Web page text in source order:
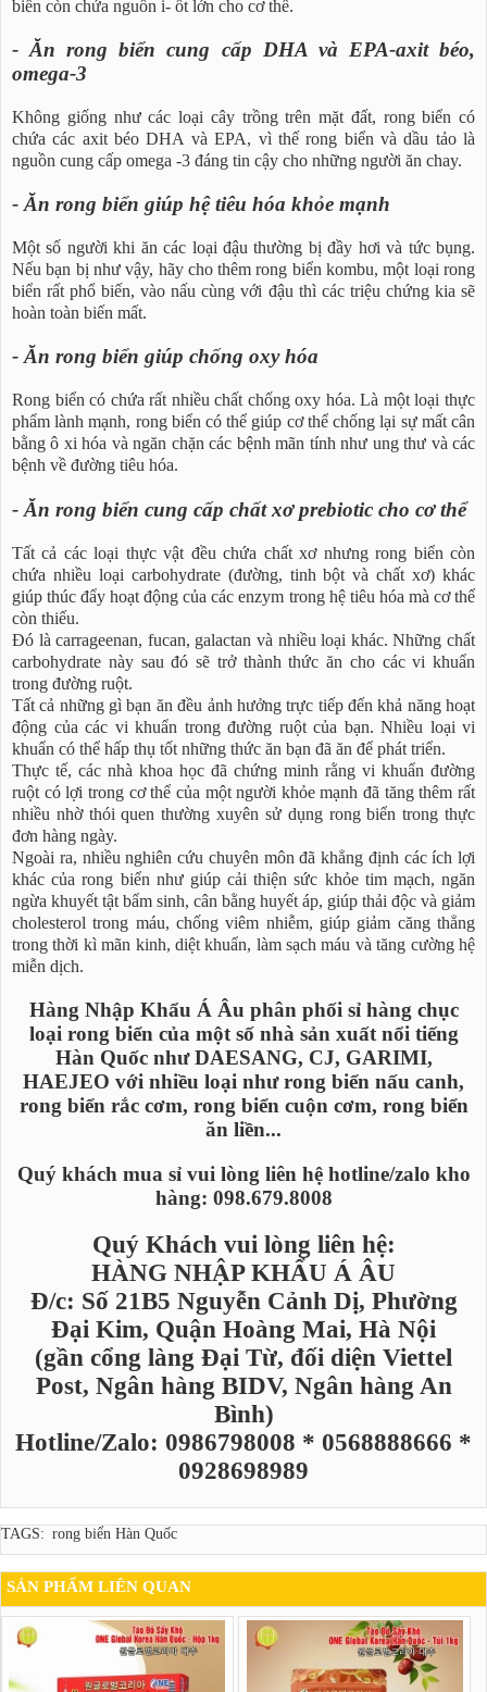
biển còn chứa nguồn i- ốt lớn cho cơ thể.
- Ăn rong biển cung cấp DHA và EPA-axit béo,
omega-3
Không giống như các loại cây trồng trên mặt đất, rong biển có
chứa các axit béo DHA và EPA, vì thế rong biển và dầu tảo là
nguồn cung cấp omega -3 đáng tin cậy cho những người ăn chay.
- Ăn rong biển giúp hệ tiêu hóa khỏe mạnh
Một số người khi ăn các loại đậu thường bị đầy hơi và tức bụng.
Nếu bạn bị như vậy, hãy cho thêm rong biển kombu, một loại rong
biển rất phổ biến, vào nấu cùng với đậu thì các triệu chứng kia sẽ
hoàn toàn biến mất.
- Ăn rong biển giúp chống oxy hóa
Rong biển có chứa rất nhiều chất chống oxy hóa. Là một loại thực
phẩm lành mạnh, rong biển có thể giúp cơ thể chống lại sự mất cân
bằng ô xi hóa và ngăn chặn các bệnh mãn tính như ung thư và các
bệnh về đường tiêu hóa.
- Ăn rong biển cung cấp chất xơ prebiotic cho cơ thể
Tất cả các loại thực vật đều chứa chất xơ nhưng rong biển còn
chứa nhiều loại carbohydrate (đường, tinh bột và chất xơ) khác
giúp thúc đẩy hoạt động của các enzym trong hệ tiêu hóa mà cơ thể
còn thiếu.
Đó là carrageenan, fucan, galactan và nhiều loại khác. Những chất
carbohydrate này sau đó sẽ trở thành thức ăn cho các vi khuẩn
trong đường ruột.
Tất cả những gì bạn ăn đều ảnh hưởng trực tiếp đến khả năng hoạt
động của các vi khuẩn trong đường ruột của bạn. Nhiều loại vi
khuẩn có thể hấp thụ tốt những thức ăn bạn đã ăn để phát triển.
Thực tế, các nhà khoa học đã chứng minh rằng vi khuẩn đường
ruột có lợi trong cơ thể của một người khỏe mạnh đã tăng thêm rất
nhiều nhờ thói quen thường xuyên sử dụng rong biển trong thực
đơn hàng ngày.
Ngoài ra, nhiều nghiên cứu chuyên môn đã khẳng định các ích lợi
khác của rong biển như giúp cải thiện sức khỏe tim mạch, ngăn
ngừa khuyết tật bẩm sinh, cân bằng huyết áp, giúp thải độc và giảm
cholesterol trong máu, chống viêm nhiễm, giúp giảm căng thẳng
trong thời kì mãn kinh, diệt khuẩn, làm sạch máu và tăng cường hệ
miễn dịch.
Hàng Nhập Khẩu Á Âu phân phối sỉ hàng chục
loại rong biển của một số nhà sản xuất nổi tiếng
Hàn Quốc như DAESANG, CJ, GARIMI,
HAEJEO với nhiều loại như rong biển nấu canh,
rong biển rắc cơm, rong biển cuộn cơm, rong biển
ăn liền...
Quý khách mua sỉ vui lòng liên hệ hotline/zalo kho
hàng: 098.679.8008
Quý Khách vui lòng liên hệ:
HÀNG NHẬP KHẨU Á ÂU
Đ/c: Số 21B5 Nguyễn Cảnh Dị, Phường
Đại Kim, Quận Hoàng Mai, Hà Nội
(gần cổng làng Đại Từ, đối diện Viettel
Post, Ngân hàng BIDV, Ngân hàng An
Bình)
Hotline/Zalo: 0986798008 * 0568888666 *
0928698989
TAGS: rong biển Hàn Quốc
SẢN PHẨM LIÊN QUAN